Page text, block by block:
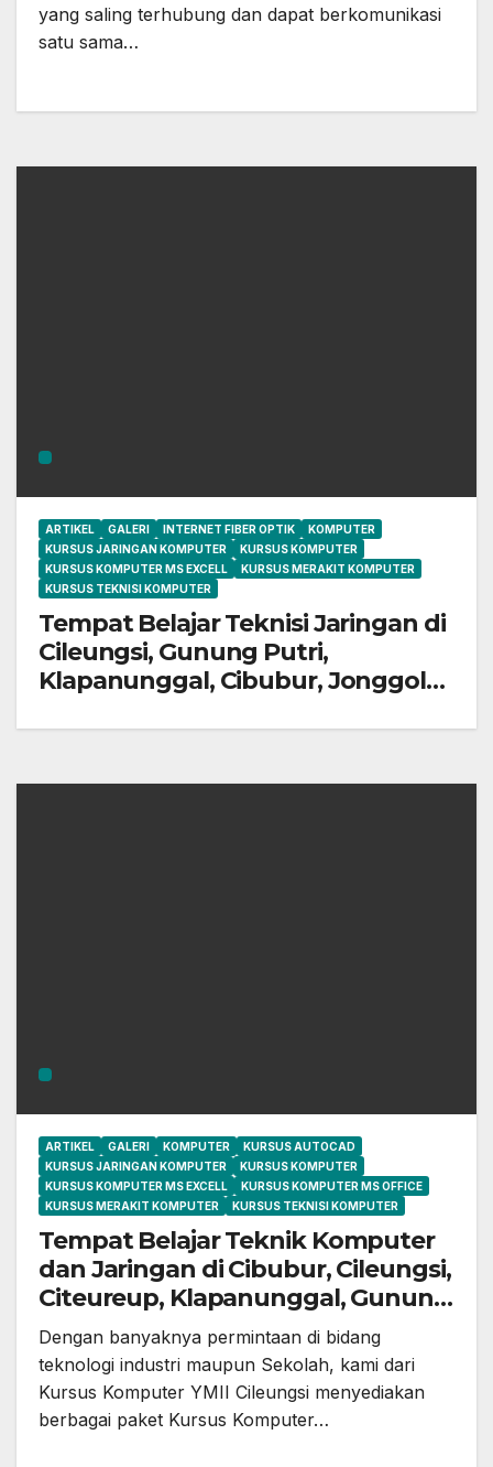
yang saling terhubung dan dapat berkomunikasi
satu sama…
ARTIKEL GALERI INTERNET FIBER OPTIK
KOMPUTER
KURSUS JARINGAN KOMPUTER
KURSUS KOMPUTER
KURSUS KOMPUTER MS EXCELL
KURSUS MERAKIT KOMPUTER
KURSUS TEKNISI KOMPUTER
Tempat Belajar Teknisi Jaringan di
Cileungsi, Gunung Putri,
Klapanunggal, Cibubur, Jonggol
ARTIKEL GALERI KOMPUTER
KURSUS AUTOCAD
KURSUS JARINGAN KOMPUTER
KURSUS KOMPUTER
KURSUS KOMPUTER MS EXCELL
KURSUS KOMPUTER MS OFFICE
KURSUS MERAKIT KOMPUTER
KURSUS TEKNISI KOMPUTER
Tempat Belajar Teknik Komputer
dan Jaringan di Cibubur, Cileungsi,
Citeureup, Klapanunggal, Gunung
Putri, Bekasi dan Jonggol
Dengan banyaknya permintaan di bidang
teknologi industri maupun Sekolah, kami dari
Kursus Komputer YMII Cileungsi menyediakan
berbagai paket Kursus Komputer…